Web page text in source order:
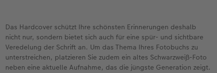
Das Hardcover schützt Ihre schönsten Erinnerungen deshalb
nicht nur, sondern bietet sich auch für eine spür- und sichtbare
Veredelung der Schrift an. Um das Thema Ihres Fotobuchs zu
unterstreichen, platzieren Sie zudem ein altes Schwarzweiß-Foto
neben eine aktuelle Aufnahme, das die jüngste Generation zeigt.